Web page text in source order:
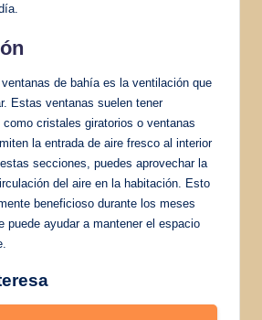
de bahía es la ventilación que
Estas ventanas suelen tener
cristales giratorios o ventanas
la entrada de aire fresco al interior
secciones, puedes aprovechar la
del aire en la habitación. Esto
beneficioso durante los meses
puede ayudar a mantener el espacio